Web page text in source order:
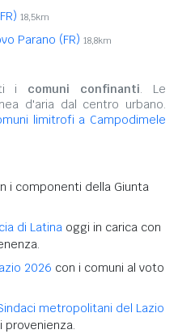
18,5km
Parano (FR) 18,8km
i comuni confinanti. Le
d'aria dal centro urbano.
limitrofi a Campodimele
i componenti della Giunta
di Latina oggi in carica con
2026 con i comuni al voto
metropolitani del Lazio